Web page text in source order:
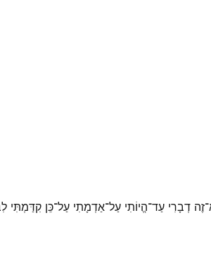
דְבָרִי עַד־הֱיוֹתִי עַל־אַדְמָתִי עַל־כֵּן